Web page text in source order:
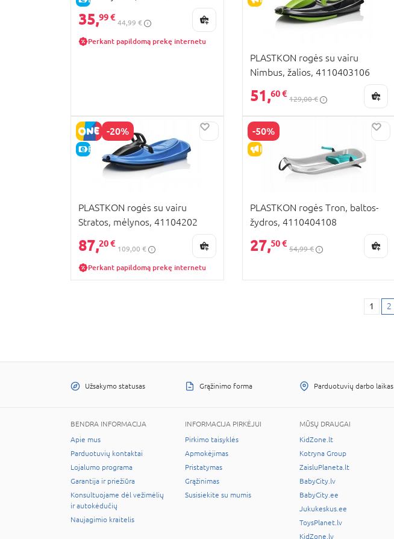
35,99 €
44,99 €
Perkant papildomą prekę internetu
PLASTKON rogės su vairu
Nimbus, žalios, 4110403106
51,60 €
129,00 €
-20%
E-KAINA
PLASTKON rogės su vairu
Stratos, mėlynos, 41104202
87,20 €
109,00 €
Perkant papildomą prekę internetu
-50%
IŠPARDAVIMAS
PLASTKON rogės Tron, baltos-
žydros, 4110404108
27,50 €
54,99 €
1 2
Užsakymo statusas Grąžinimo forma Parduotuvių darbo laikas
BENDRA INFORMACIJA
Apie mus
Parduotuvių kontaktai
Lojalumo programa
Garantija ir priežiūra
Konsultuojame dėl vežimėlių
ir autokėdučių
Naujagimio kraitelis
INFORMACIJA PIRKĖJUI
Pirkimo taisyklės
Apmokėjimas
Pristatymas
Grąžinimas
Susisiekite su mumis
MŪSŲ DRAUGAI
KidZone.lt
Kotryna Group
ZaisluPlaneta.lt
BabyCity.lv
BabyCity.ee
Jukukeskus.ee
ToysPlanet.lv
KidZone.lv